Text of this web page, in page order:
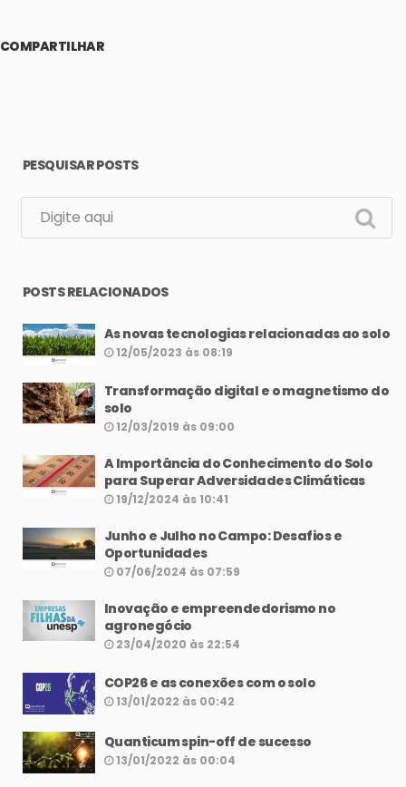
COMPARTILHAR
PESQUISAR POSTS
POSTS RELACIONADOS
As novas tecnologias relacionadas ao solo
12/05/2023 às 08:19
Transformação digital e o magnetismo do
solo
12/03/2019 às 09:00
A Importância do Conhecimento do Solo
para Superar Adversidades Climáticas
19/12/2024 às 10:41
Junho e Julho no Campo: Desafios e
Oportunidades
07/06/2024 às 07:59
Inovação e empreendedorismo no
agronegócio
23/04/2020 às 22:54
COP26 e as conexões com o solo
13/01/2022 às 00:42
Quanticum spin-off de sucesso
13/01/2022 às 00:04